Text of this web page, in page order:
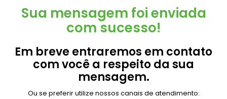
Sua mensagem foi enviada
com sucesso!
Em breve entraremos em contato
com você a respeito da sua
mensagem.
Ou se preferir utilize nossos canais de atendimento: